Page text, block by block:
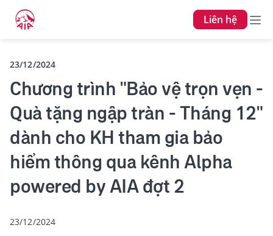
Liên hệ
23/12/2024
Chương trình "Bảo vệ trọn vẹn -
Quà tặng ngập tràn - Tháng 12"
dành cho KH tham gia bảo
hiểm thông qua kênh Alpha
powered by AIA đợt 2
23/12/2024